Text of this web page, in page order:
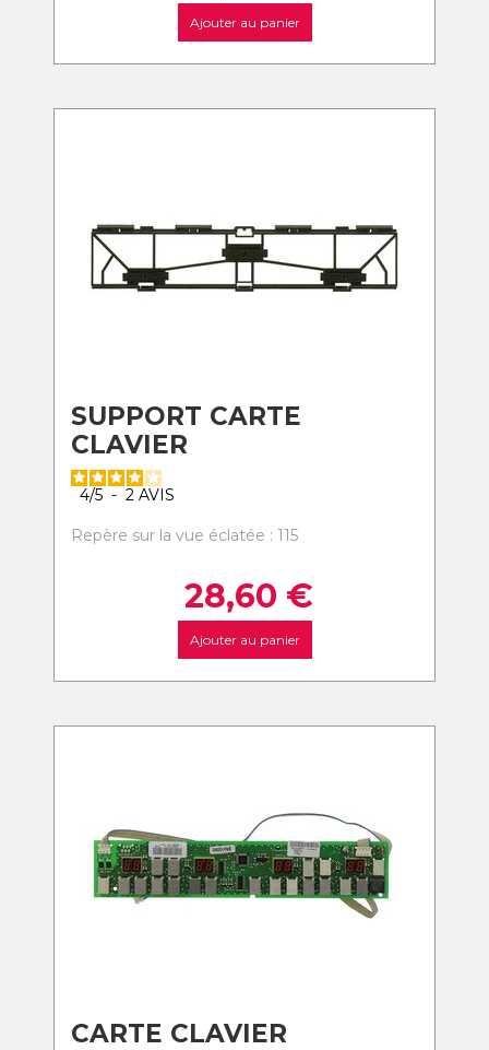
Ajouter au panier
SUPPORT CARTE
CLAVIER
4/5 - 2 AVIS
Repère sur la vue éclatée : 115
28,60 €
Ajouter au panier
CARTE CLAVIER